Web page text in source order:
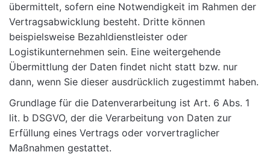
übermittelt, sofern eine Notwendigkeit im Rahmen der
Vertragsabwicklung besteht. Dritte können
beispielsweise Bezahldienstleister oder
Logistikunternehmen sein. Eine weitergehende
Übermittlung der Daten findet nicht statt bzw. nur
dann, wenn Sie dieser ausdrücklich zugestimmt haben.
Grundlage für die Datenverarbeitung ist Art. 6 Abs. 1
lit. b DSGVO, der die Verarbeitung von Daten zur
Erfüllung eines Vertrags oder vorvertraglicher
Maßnahmen gestattet.